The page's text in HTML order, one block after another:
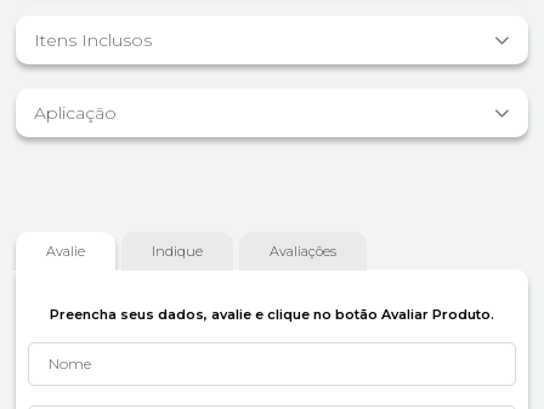
Itens Inclusos
Aplicação
Avalie Indique Avaliações
Preencha seus dados, avalie e clique no botão Avaliar Produto.